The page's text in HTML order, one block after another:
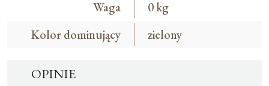
Waga
0 kg
Kolor dominujący
zielony
OPINIE